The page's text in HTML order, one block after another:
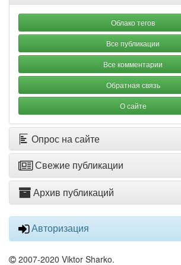
Облако тегов
Все публикации
Все комментарии
Обратная связь
О сайте
Опрос на сайте
Свежие публикации
Архив публикаций
Авторизация
2007-2020 Viktor Sharko.